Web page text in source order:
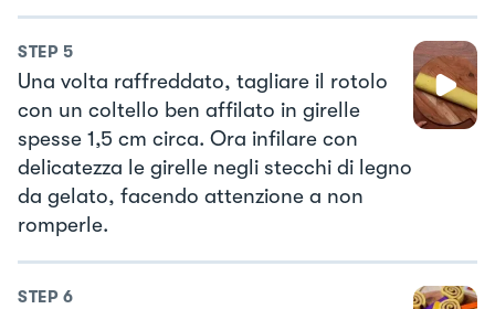
STEP 5
Una volta raffreddato, tagliare il rotolo
con un coltello ben affilato in girelle
spesse 1,5 cm circa. Ora infilare con
delicatezza le girelle negli stecchi di legno
da gelato, facendo attenzione a non
romperle.
STEP 6